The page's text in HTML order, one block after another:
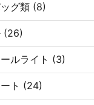
グ類 (8)
(26)
ルライト (3)
ト (24)